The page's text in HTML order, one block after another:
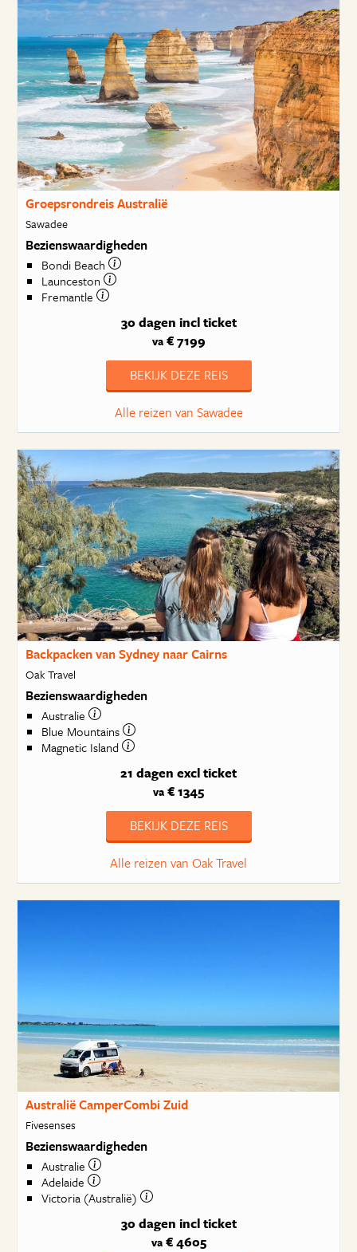
Groepsrondreis Australië
Sawadee
Bezienswaardigheden
Bondi Beach
Launceston
Fremantle
30 dagen incl ticket
va€ 7199
BEKIJK DEZE REIS
Alle reizen van Sawadee
Backpacken van Sydney naar Cairns
Oak Travel
Bezienswaardigheden
Australie
Blue Mountains
Magnetic Island
21 dagen excl ticket
va € 1345
BEKIJK DEZE REIS
Alle reizen van Oak Travel
Australië CamperCombi Zuid
Fivesenses
Bezienswaardigheden
Australie
Adelaide
Victoria (Australië)
30 dagen incl ticket
va€ 4605